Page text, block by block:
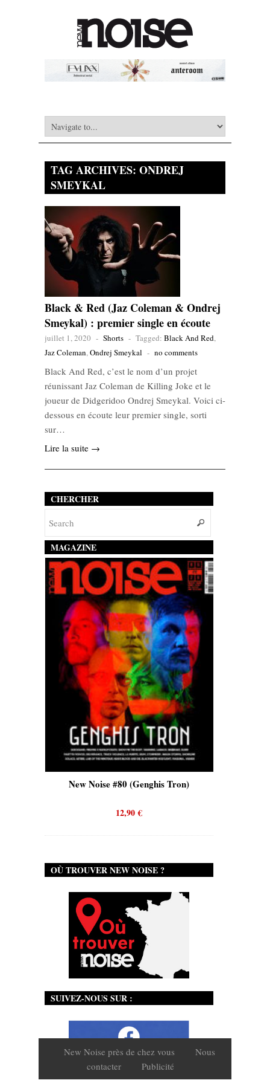
TAG ARCHIVES: ONDREJ
SMEYKAL
Black & Red (Jaz Coleman & Ondrej
Smeykal) : premier single en écoute
juillet 1, 2020 - Shorts - Tagged: Black And Red,
Jaz Coleman,Ondrej Smeykal - no comments
Black And Red, c’est le nom d’un projet
réunissant Jaz Coleman de Killing Joke et le
joueur de Didgeridoo Ondrej Smeykal. Voici ci-
dessous en écoute leur premier single, sorti
sur…
Lire la suite →
CHERCHER
MAGAZINE
New Noise #80 (Genghis Tron)
12,90€
OÙ TROUVER NEW NOISE ?
SUIVEZ-NOUS SUR :
New Noise près de chez vous
Nous
contacter
Publicité